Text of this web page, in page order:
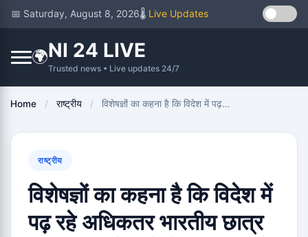
📅 Saturday, August 8, 2026🌡️ Live Updates
🌍NI 24 LIVE
Trusted news • Live updates 24/7
Home / राष्ट्रीय / विशेषज्ञों का कहना है कि विदेश में पढ़…
राष्ट्रीय
विशेषज्ञों का कहना है कि विदेश में
पढ़ रहे अधिकतर भारतीय छात्र